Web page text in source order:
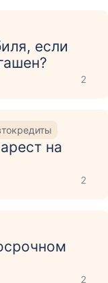
если
2
на
2
2